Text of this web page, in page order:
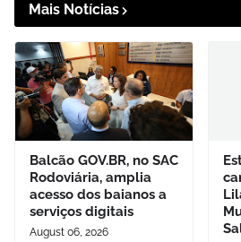
Mais Notícias
Balcão GOV.BR, no SAC
Rodoviária, amplia
acesso dos baianos a
serviços digitais
August 06, 2026